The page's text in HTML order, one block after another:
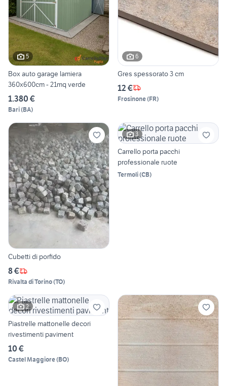
5
Box auto garage lamiera
360x600cm - 21mq verde
1.380 €
Bari(BA)
6
Gres spessorato 3 cm
12 €
Frosinone(FR)
Cubetti di porfido
8 €
Rivalta di Torino(TO)
3
Carrello porta pacchi
professionale ruote
Termoli(CB)
2
Piastrelle mattonelle decori
rivestimenti paviment
10 €
Castel Maggiore(BO)